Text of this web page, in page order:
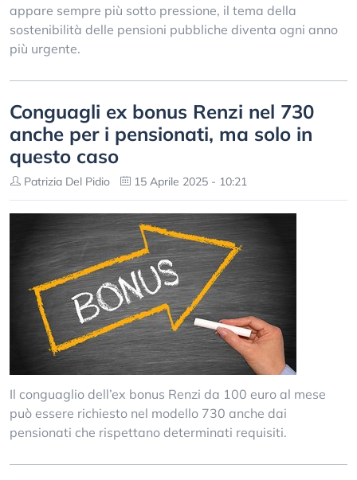
appare sempre più sotto pressione, il tema della
sostenibilità delle pensioni pubbliche diventa ogni anno
più urgente.
Conguagli ex bonus Renzi nel 730
anche per i pensionati, ma solo in
questo caso
Patrizia Del Pidio 15 Aprile 2025 - 10:21
Il conguaglio dell’ex bonus Renzi da 100 euro al mese
può essere richiesto nel modello 730 anche dai
pensionati che rispettano determinati requisiti.